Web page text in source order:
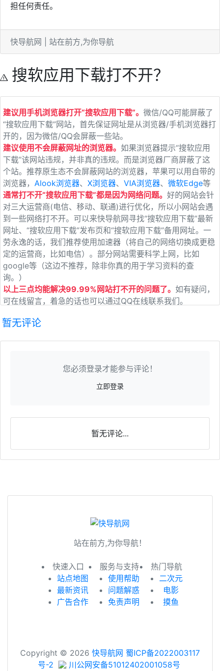
担任何责任。
快导航网 | 站在前方,为你导航
搜软应用下载打不开？
建议用手机浏览器打开“搜软应用下载”。 微信/QQ可能屏蔽了
“搜软应用下载”网站，首先保证网址是从浏览器/手机浏览器打
开的，因为微信/QQ会屏蔽一些站。
建议使用不会屏蔽网址的浏览器。 如果浏览器提示“搜软应用
下载”该网站违规，并非真的违规。而是浏览器厂商屏蔽了这
个站。推荐原生态不会屏蔽网站的浏览器，苹果可以用自带的
浏览器， Alook浏览器、 X浏览器、 VIA浏览器、 微软Edge等
通常打不开“搜软应用下载”都是因为网络问题。 好的网站会针
对三大运营商(电信、移动、联通)进行优化，所以小网站会遇
到一些网络打不开。可以来快导航网寻找“搜软应用下载”最新
网址、“搜软应用下载”发布页和“搜软应用下载”备用网址。一
劳永逸的话，我们推荐使用加速器（将自己的网络切换成更稳
定的运营商，比如电信）。部分网站需要科学上网，比如
google等（这边不推荐，除非你真的用于学习资料的查
询。）
以上三点均能解决99.99%网站打不开的问题了。 如有疑问，
可在线留言，着急的话也可以通过QQ在线联系我们。
暂无评论
您必须登录才能参与评论！
立即登录
暂无评论...
站在前方,为你导航！
快速入口
站点地图
最新资讯
广告合作
服务与支持
使用帮助
问题解惑
免责声明
热门导航
二次元
电影
摸鱼
Copyright © 2026 快导航网 蜀ICP备2022003117
号-2
川公网安备51012402001058号